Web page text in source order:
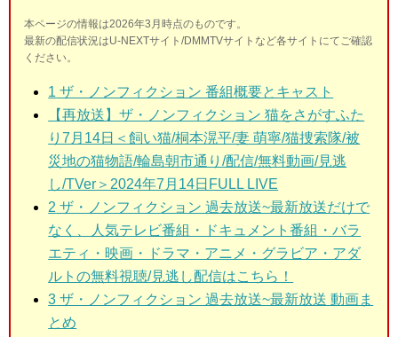
本ページの情報は2026年3月時点のものです。
最新の配信状況はU-NEXTサイト/DMMTVサイトなど各サイトにてご確認
ください。
1 ザ・ノンフィクション 番組概要とキャスト
【再放送】ザ・ノンフィクション 猫をさがすふた
り7月14日＜飼い猫/桐本滉平/妻 萌寧/猫捜索隊/被
災地の猫物語/輪島朝市通り/配信/無料動画/見逃
し/TVer＞2024年7月14日FULL LIVE
2 ザ・ノンフィクション 過去放送~最新放送だけで
なく、人気テレビ番組・ドキュメント番組・バラ
エティ・映画・ドラマ・アニメ・グラビア・アダ
ルトの無料視聴/見逃し配信はこちら！
3 ザ・ノンフィクション 過去放送~最新放送 動画ま
とめ